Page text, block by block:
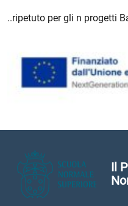
..ripetuto per gli n progetti
Il